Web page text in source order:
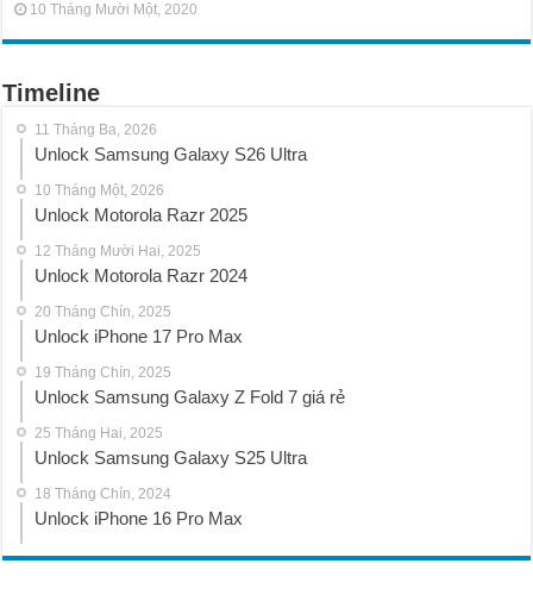
10 Tháng Mười Một, 2020
Timeline
11 Tháng Ba, 2026
Unlock Samsung Galaxy S26 Ultra
10 Tháng Một, 2026
Unlock Motorola Razr 2025
12 Tháng Mười Hai, 2025
Unlock Motorola Razr 2024
20 Tháng Chín, 2025
Unlock iPhone 17 Pro Max
19 Tháng Chín, 2025
Unlock Samsung Galaxy Z Fold 7 giá rẻ
25 Tháng Hai, 2025
Unlock Samsung Galaxy S25 Ultra
18 Tháng Chín, 2024
Unlock iPhone 16 Pro Max